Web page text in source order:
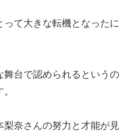
て大きな転機となったに
台で認められるというの
梨奈さんの努力と才能が見